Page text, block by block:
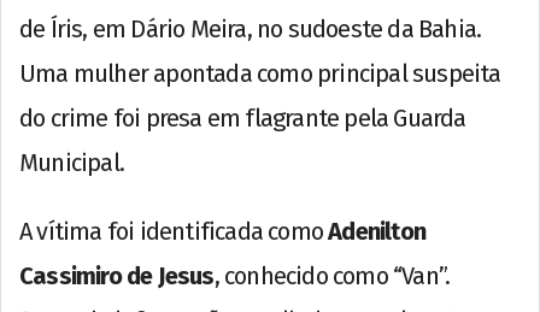
de Íris, em Dário Meira, no sudoeste da Bahia.
Uma mulher apontada como principal suspeita
do crime foi presa em flagrante pela Guarda
Municipal.
A vítima foi identificada comoAdenilton
Cassimiro de Jesus, conhecido como “Van”.